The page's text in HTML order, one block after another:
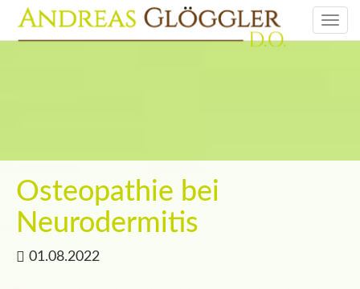
Osteopathie bei
Neurodermitis
01.08.2022